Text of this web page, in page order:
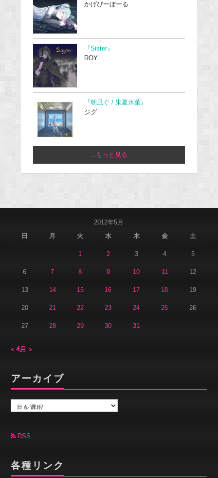
かげぴーぼーる
『Sister』
ROY
『朝凪ぐ / 朱夏氷菓』
ジグ
...もっと見る
2012年5月
日
月 火 水 木 金 土
1 2 3 4 5
6 7 8 9 10 11 12
13 14 15 16 17 18 19
20 21 22 23 24 25 26
27 28 29 30 31
« 4月6月 »
アーカイブ
カ
ブ RSS
各種リンク